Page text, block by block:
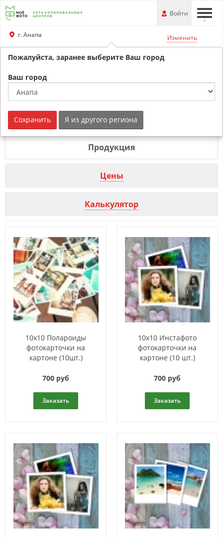
Перейти
основной
---
Войти
г. Анапа Изменить
Обратный звонок
Фотокарточки г. Анапа
Продукция
Цены
Калькулятор
10x10 Полароиды
фотокарточки на
картоне (10шт.)
700 руб
Заказать
10x10 Инстафото
фотокарточки на
картоне (10 шт.)
700 руб
Заказать
Пожалуйста, заранее выберите Ваш город
Ваш город
Сохранить Я из другого региона